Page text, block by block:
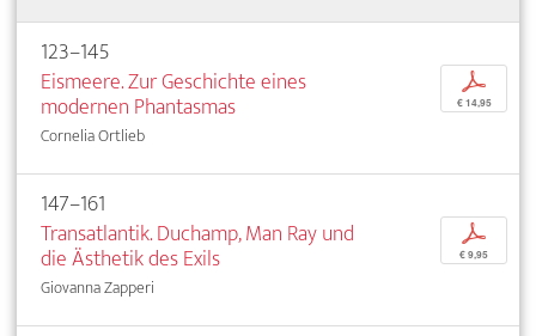
123–145
Eismeere. Zur Geschichte eines
modernen Phantasmas
Cornelia Ortlieb
p
€ 14,95
147–161
Transatlantik. Duchamp, Man Ray und
die Ästhetik des Exils
Giovanna Zapperi
p
€ 9,95